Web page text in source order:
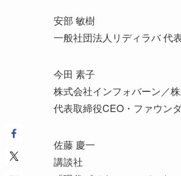
安部 敏樹
一般社団法人リディラバ 代
今田 素子
株式会社インフォバーン／
代表取締役CEO・ファウン
佐藤 慶一
講談社